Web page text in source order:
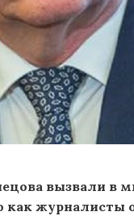
вызвали в
журналисты